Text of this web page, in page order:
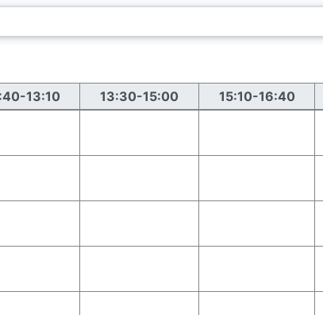
13:10 13:30-15:00 15:10-16:40